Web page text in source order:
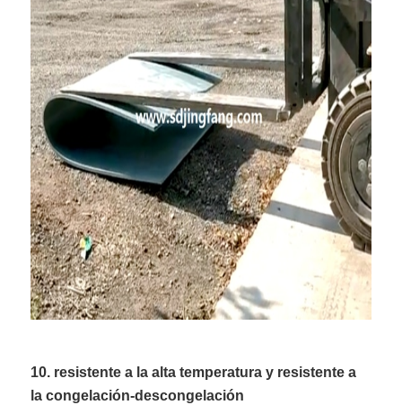
10. resistente a la alta temperatura y resistente a
la congelación-descongelación